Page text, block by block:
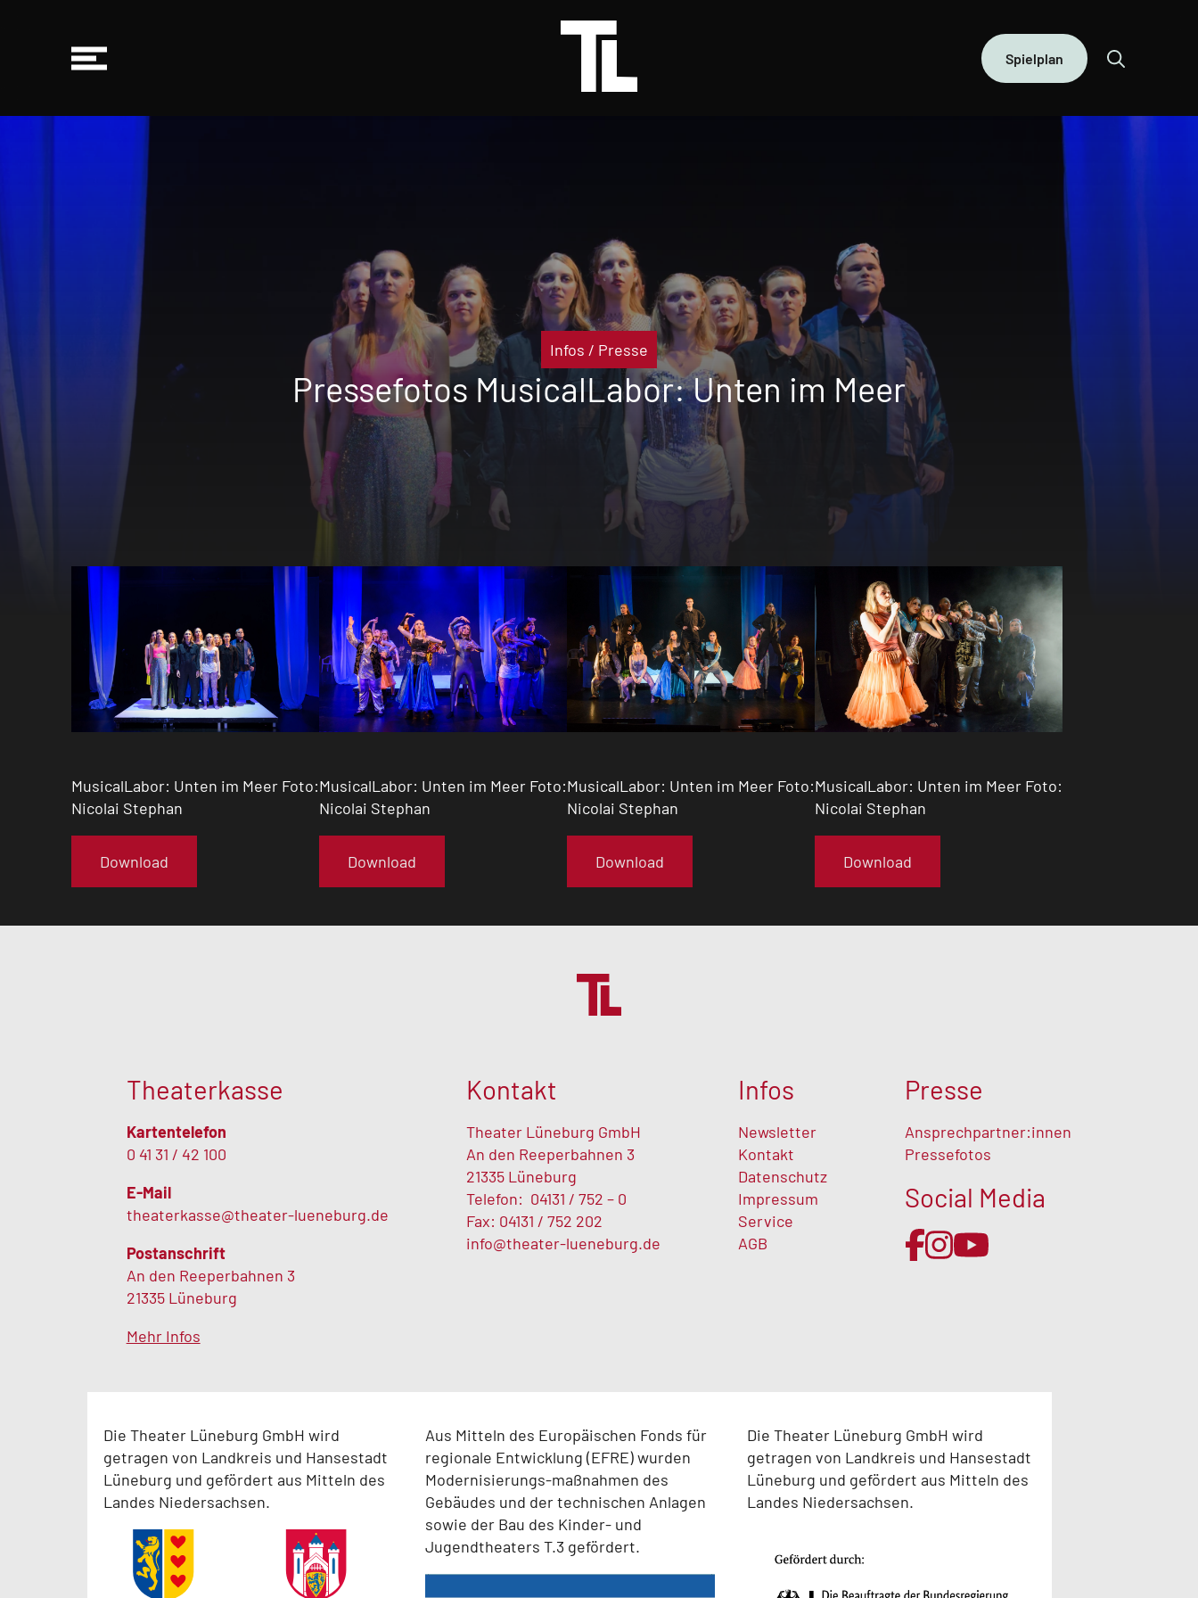
Spielplan
Infos / Presse
Pressefotos MusicalLabor: Unten im Meer
MusicalLabor: Unten im Meer Foto:
Nicolai Stephan
Download
MusicalLabor: Unten im Meer Foto:
Nicolai Stephan
Download
MusicalLabor: Unten im Meer Foto:
Nicolai Stephan
Download
MusicalLabor: Unten im Meer Foto:
Nicolai Stephan
Download
Theaterkasse
Kartentelefon
0 41 31 / 42 100
E-Mail
theaterkasse@theater-lueneburg.de
Postanschrift
An den Reeperbahnen 3
21335 Lüneburg
Mehr Infos
Kontakt
Theater Lüneburg GmbH
An den Reeperbahnen 3
21335 Lüneburg
Telefon: 04131 / 752 – 0
Fax: 04131 / 752 202
info@theater-lueneburg.de
Infos
Newsletter
Kontakt
Datenschutz
Impressum
Service
AGB
Presse
Ansprechpartner:innen
Pressefotos
Social Media
Die Theater Lüneburg GmbH wird
getragen von Landkreis und Hansestadt
Lüneburg und gefördert aus Mitteln des
Landes Niedersachsen.
Aus Mitteln des Europäischen Fonds für
regionale Entwicklung (EFRE) wurden
Modernisierungs-maßnahmen des
Gebäudes und der technischen Anlagen
sowie der Bau des Kinder- und
Jugendtheaters T.3 gefördert.
Die Theater Lüneburg GmbH wird
getragen von Landkreis und Hansestadt
Lüneburg und gefördert aus Mitteln des
Landes Niedersachsen.